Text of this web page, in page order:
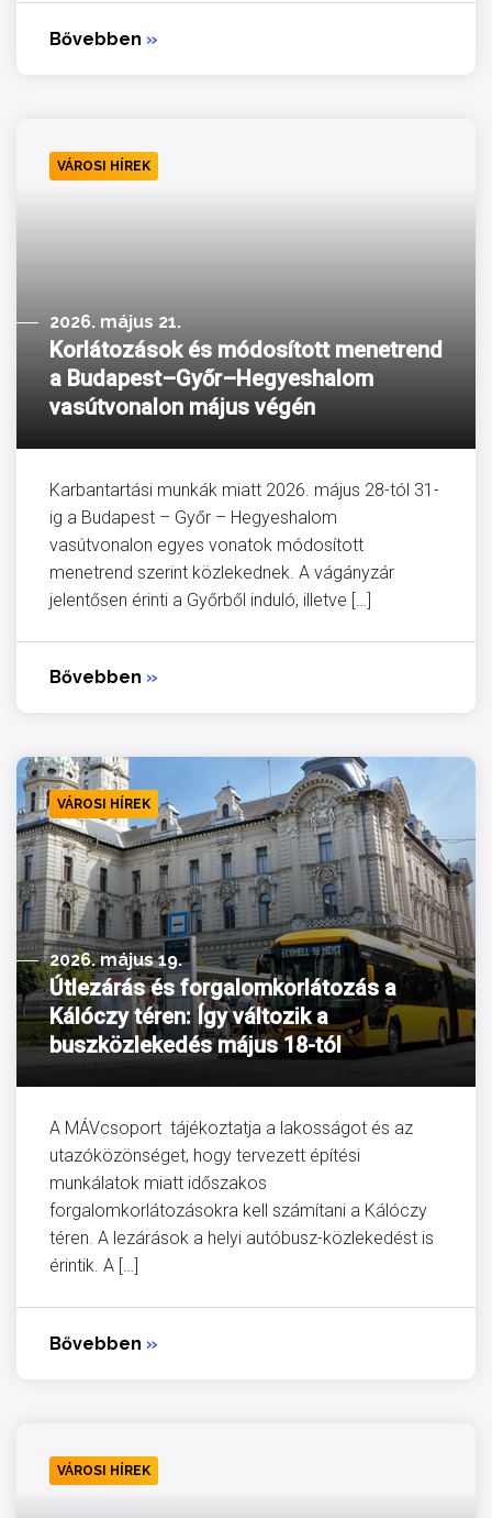
Bővebben »
VÁROSI HÍREK
2026. május 21.
Korlátozások és módosított menetrend
a Budapest–Győr–Hegyeshalom
vasútvonalon május végén
Karbantartási munkák miatt 2026. május 28-tól 31-
ig a Budapest – Győr – Hegyeshalom
vasútvonalon egyes vonatok módosított
menetrend szerint közlekednek. A vágányzár
jelentősen érinti a Győrből induló, illetve […]
Bővebben »
VÁROSI HÍREK
2026. május 19.
Útlezárás és forgalomkorlátozás a
Kálóczy téren: Így változik a
buszközlekedés május 18-tól
A MÁVcsoport tájékoztatja a lakosságot és az
utazóközönséget, hogy tervezett építési
munkálatok miatt időszakos
forgalomkorlátozásokra kell számítani a Kálóczy
téren. A lezárások a helyi autóbusz-közlekedést is
érintik. A […]
Bővebben »
VÁROSI HÍREK